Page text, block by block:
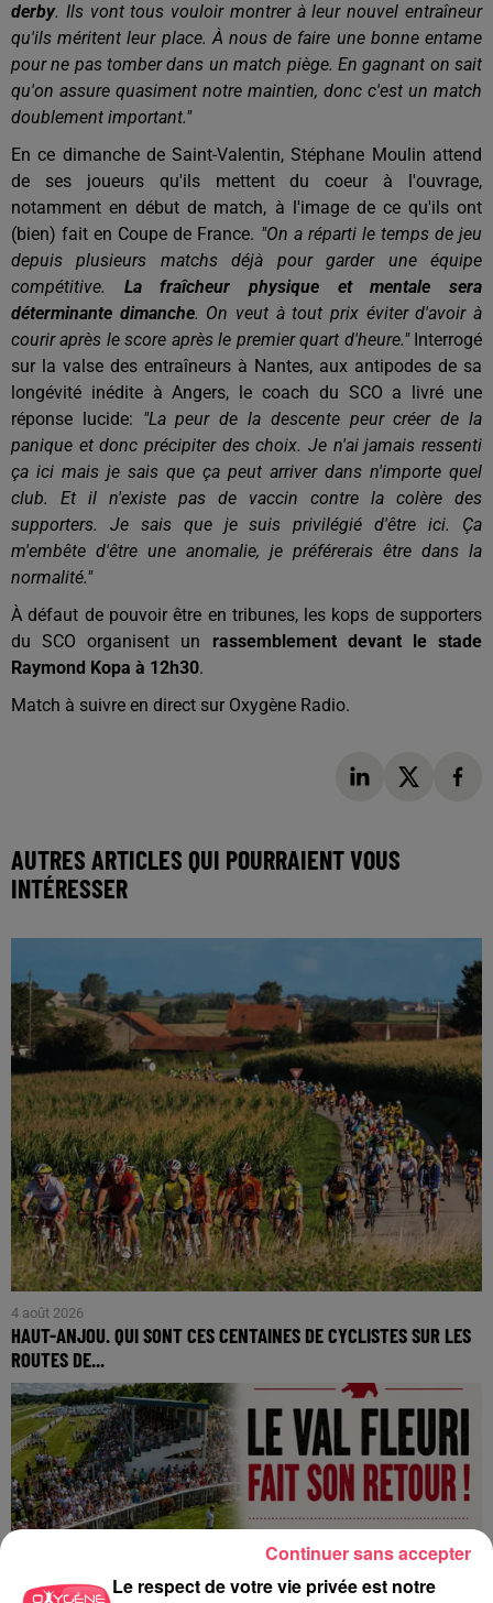
derby. Ils vont tous vouloir montrer à leur nouvel entraîneur
qu'ils méritent leur place. À nous de faire une bonne entame
pour ne pas tomber dans un match piège. En gagnant on sait
qu'on assure quasiment notre maintien, donc c'est un match
doublement important."
En ce dimanche de Saint-Valentin, Stéphane Moulin attend
de ses joueurs qu'ils mettent du coeur à l'ouvrage,
notamment en début de match, à l'image de ce qu'ils ont
(bien) fait en Coupe de France. "On a réparti le temps de jeu
depuis plusieurs matchs déjà pour garder une équipe
compétitive. La fraîcheur physique et mentale sera
déterminante dimanche. On veut à tout prix éviter d'avoir à
courir après le score après le premier quart d'heure." Interrogé
sur la valse des entraîneurs à Nantes, aux antipodes de sa
longévité inédite à Angers, le coach du SCO a livré une
réponse lucide: "La peur de la descente peur créer de la
panique et donc précipiter des choix. Je n'ai jamais ressenti
ça ici mais je sais que ça peut arriver dans n'importe quel
club. Et il n'existe pas de vaccin contre la colère des
supporters. Je sais que je suis privilégié d'être ici. Ça
m'embête d'être une anomalie, je préférerais être dans la
normalité."
À défaut de pouvoir être en tribunes, les kops de supporters
du SCO organisent un rassemblement devant le stade
Raymond Kopa à 12h30.
Match à suivre en direct sur Oxygène Radio.
AUTRES ARTICLES QUI POURRAIENT VOUS
INTÉRESSER
4 août 2026
HAUT-ANJOU. QUI SONT CES CENTAINES DE CYCLISTES SUR LES
ROUTES DE...
Le respect de votre vie privée est notre
Continuer sans accepter